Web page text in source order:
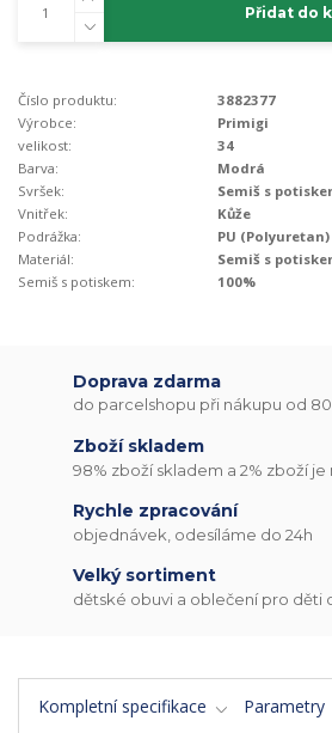
Přidat do
Číslo produktu:
3882377
Výrobce:
Primigi
velikost:
34
Barva:
Modrá
Svršek:
Semiš s
Vnitřek:
Kůže
Podrážka:
PU (Polyuretan)
Materiál:
Semiš s
Semiš s potiskem:
100%
Doprava zdarma
do parcelshopu při nákupu od
Zboží skladem
98% zboží skladem a 2% zboží je
Rychle zpracování
objednávek, odesíláme do 24h
Velký sortiment
dětské obuvi a oblečení pro děti
Kompletní specifikace Parametry